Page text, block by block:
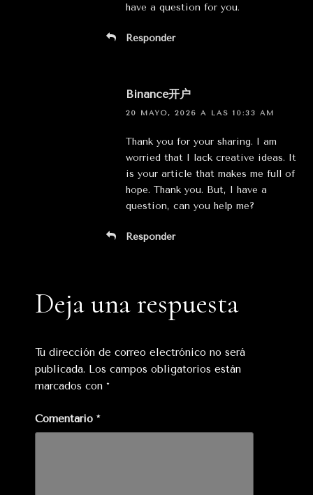
have a question for you.
Responder
Binance开户
20 MAYO, 2026 A LAS 10:33 AM
Thank you for your sharing. I am
worried that I lack creative ideas. It
is your article that makes me full of
hope. Thank you. But, I have a
question, can you help me?
Responder
Deja una respuesta
Tu dirección de correo electrónico no será
publicada. Los campos obligatorios están
marcados con *
Comentario *